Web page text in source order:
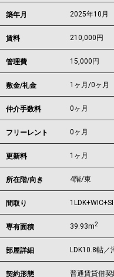
築年月 2025年10月
賃料 210,000 円
管理費 15,000円
敷金/礼金 1ヶ月/0ヶ月
仲介手数料 0ヶ月
フリーレント 0ヶ月
更新料 1ヶ月
所在階/向き 4階/東
間取り
専有面積 39.93m2
部屋詳細 LDK10.8帖／
契約形態 普通賃貸借契